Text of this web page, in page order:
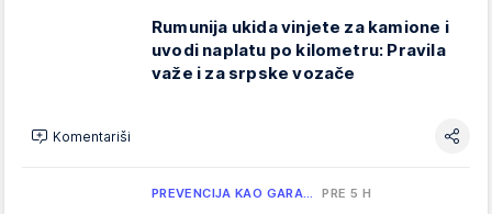
Rumunija ukida vinjete za kamione i
uvodi naplatu po kilometru: Pravila
važe i za srpske vozače
Komentariši
PREVENCIJA KAO GARA… PRE 5 H